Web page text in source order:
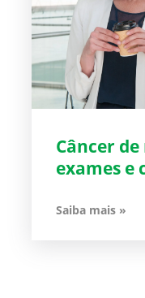
Câncer
exames e
Saiba mais »